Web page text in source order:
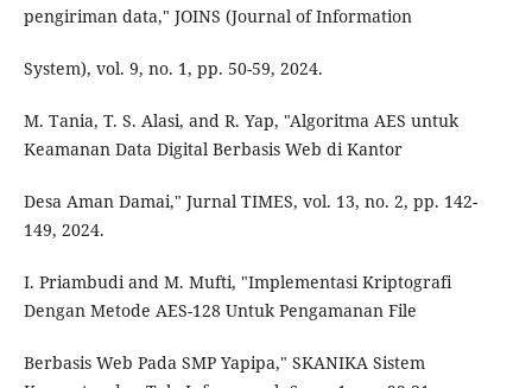
pengiriman data," JOINS (Journal of Information
System), vol. 9, no. 1, pp. 50-59, 2024.
M. Tania, T. S. Alasi, and R. Yap, "Algoritma AES untuk
Keamanan Data Digital Berbasis Web di Kantor
Desa Aman Damai," Jurnal TIMES, vol. 13, no. 2, pp. 142-
149, 2024.
I. Priambudi and M. Mufti, "Implementasi Kriptografi
Dengan Metode AES-128 Untuk Pengamanan File
Berbasis Web Pada SMP Yapipa," SKANIKA Sistem